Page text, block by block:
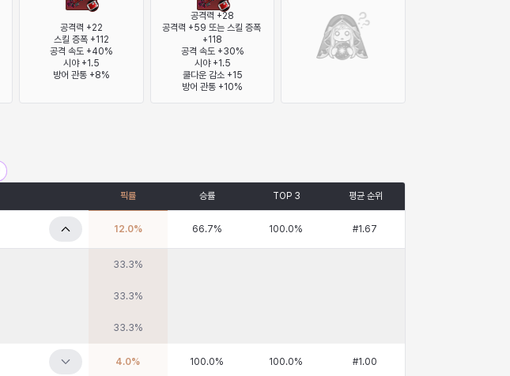
공격력 +22
스킬 증폭 +112
공격 속도 +40%
시야 +1.5
방어 관통 +8%
공격력 +28
공격력 +59 또는 스킬 증폭
+118
공격 속도 +30%
시야 +1.5
쿨다운 감소 +15
방어 관통 +10%
픽률 승률 TOP 3 평균 순위
12.0% 66.7% 100.0% #1.67
33.3%
33.3%
33.3%
4.0% 100.0% 100.0% #1.00